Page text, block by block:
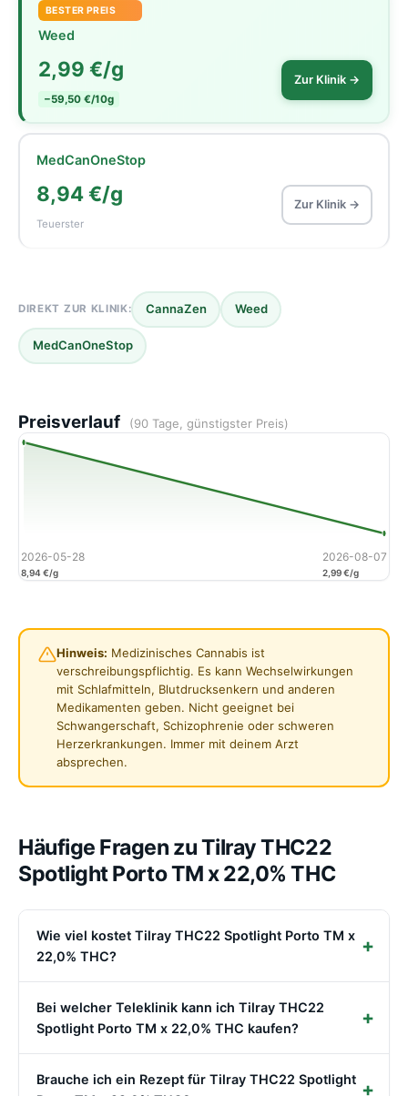
BESTER PREIS
Weed
2,99 €/g
−59,50 €/10g
Zur Klinik →
MedCanOneStop
8,94 €/g
Teuerster
Zur Klinik →
DIREKT ZUR KLINIK: CannaZen Weed
MedCanOneStop
Preisverlauf (90 Tage, günstigster Preis)
2026-05-28
8,94 €/g
2026-08-07
2,99 €/g
Hinweis: Medizinisches Cannabis ist
verschreibungspflichtig. Es kann Wechselwirkungen
mit Schlafmitteln, Blutdrucksenkern und anderen
Medikamenten geben. Nicht geeignet bei
Schwangerschaft, Schizophrenie oder schweren
Herzerkrankungen. Immer mit deinem Arzt
absprechen.
Häufige Fragen zu Tilray THC22
Spotlight Porto TM x 22,0% THC
Wie viel kostet Tilray THC22 Spotlight Porto TM x
22,0% THC?
Bei welcher Teleklinik kann ich Tilray THC22
Spotlight Porto TM x 22,0% THC kaufen?
Brauche ich ein Rezept für Tilray THC22 Spotlight